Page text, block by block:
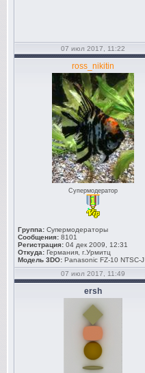
07 июл 2017, 11:22
ross_nikitin
Супермодератор
Группа: Супермодераторы
Сообщения: 8101
Регистрация: 04 дек 2009, 12:31
Откуда: Германия, г.Урмитц
Модель 3DO: Panasonic FZ-10 NTSC-J
07 июл 2017, 11:49
ersh